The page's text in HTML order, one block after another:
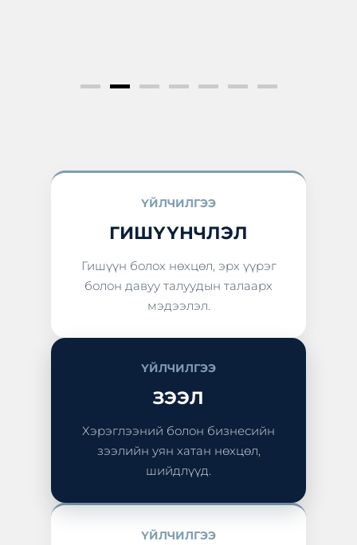
ҮЙЛЧИЛГЭЭ
ГИШҮҮНЧЛЭЛ
Гишүүн болох нөхцөл, эрх үүрэг
болон давуу талуудын талаарх
мэдээлэл.
ҮЙЛЧИЛГЭЭ
ЗЭЭЛ
Хэрэглээний болон бизнесийн
зээлийн уян хатан нөхцөл,
шийдлүүд.
ҮЙЛЧИЛГЭЭ